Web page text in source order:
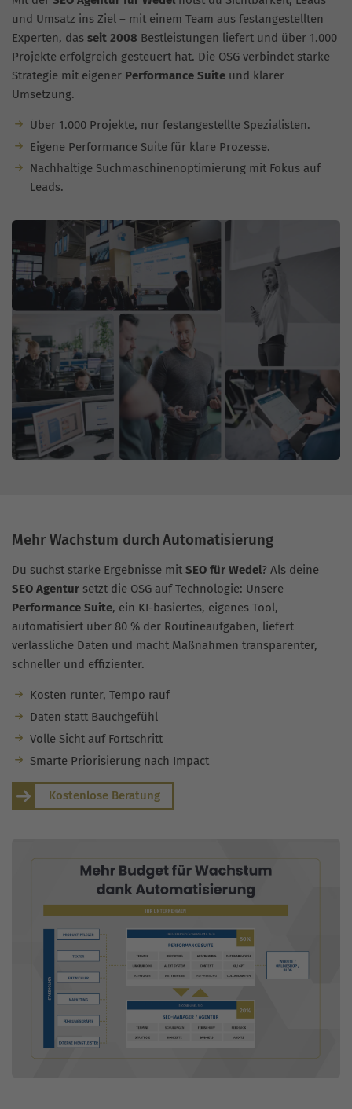
und Umsatz ins Ziel – mit einem Team aus festangestellten
Experten, das seit 2008 Bestleistungen liefert und über 1.000
Projekte erfolgreich gesteuert hat. Die OSG verbindet starke
Strategie mit eigener Performance Suite und klarer
Umsetzung.
Über 1.000 Projekte, nur festangestellte Spezialisten.
Eigene Performance Suite für klare Prozesse.
Nachhaltige Suchmaschinenoptimierung mit Fokus auf
Leads.
Mehr Wachstum durch Automatisierung
Du suchst starke Ergebnisse mit SEO für Wedel? Als deine
SEO Agentur setzt die OSG auf Technologie: Unsere
Performance Suite, ein KI-basiertes, eigenes Tool,
automatisiert über 80 % der Routineaufgaben, liefert
verlässliche Daten und macht Maßnahmen transparenter,
schneller und effizienter.
Kosten runter, Tempo rauf
Daten statt Bauchgefühl
Volle Sicht auf Fortschritt
Smarte Priorisierung nach Impact
Kostenlose Beratung